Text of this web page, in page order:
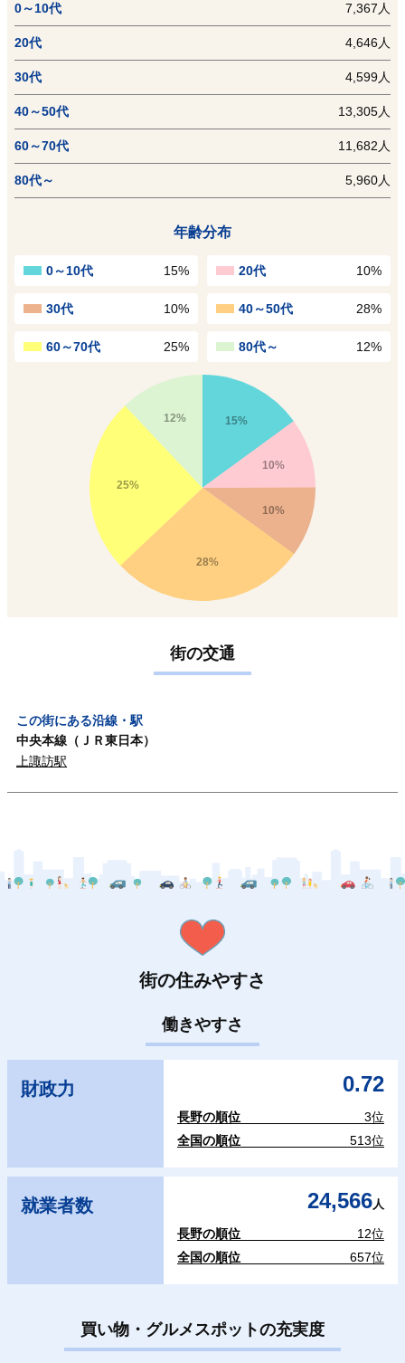
0～10代 7,367人
20代 4,646人
30代 4,599人
40～50代 13,305人
60～70代 11,682人
80代～ 5,960人
年齢分布
0～10代 15% 20代 10%
30代 10% 40～50代 28%
60～70代 25% 80代～ 12%
15%
10%
10%
28%
25%
12%
街の交通
この街にある沿線・駅
中央本線（ＪＲ東日本）
上諏訪駅
街の住みやすさ
働きやすさ
財政力 0.72
長野の順位
3位
全国の順位
513位
就業者数 24,566人
長野の順位
12位
全国の順位
657位
買い物・グルメスポットの充実度